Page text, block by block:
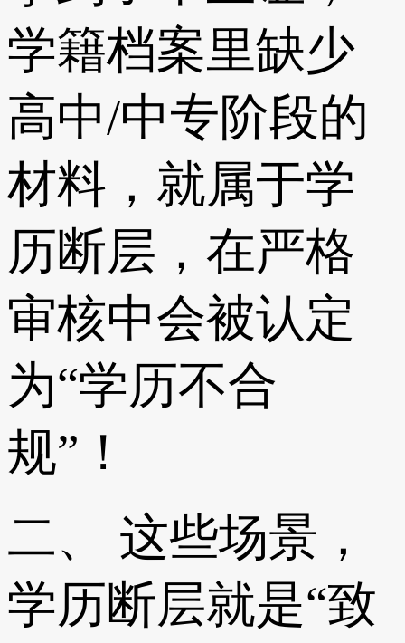
学籍档案里缺少
高中/中专阶段的
材料，就属于学
历断层，在严格
审核中会被认定
为“学历不合
规”！
二、 这些场景，
学历断层就是“致